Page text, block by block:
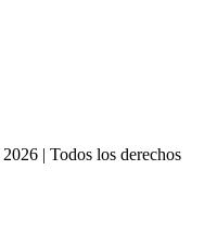
2026 |Todos los derechos